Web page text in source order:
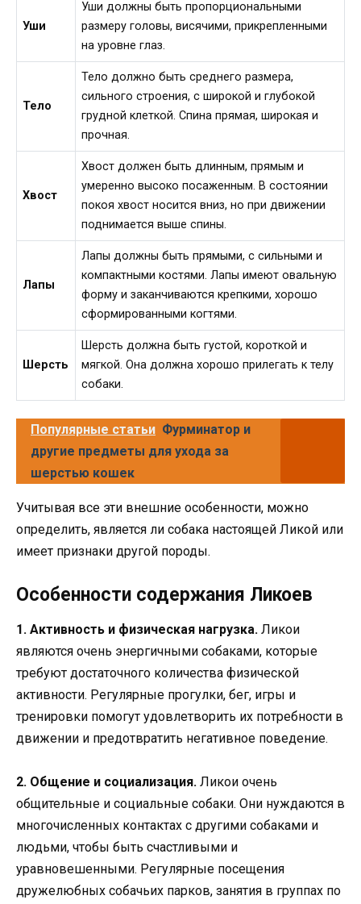
Уши
Уши должны быть пропорциональными
размеру головы, висячими, прикрепленными
на уровне глаз.
Тело
Тело должно быть среднего размера,
сильного строения, с широкой и глубокой
грудной клеткой. Спина прямая, широкая и
прочная.
Хвост
Хвост должен быть длинным, прямым и
умеренно высоко посаженным. В состоянии
покоя хвост носится вниз, но при движении
поднимается выше спины.
Лапы
Лапы должны быть прямыми, с сильными и
компактными костями. Лапы имеют овальную
форму и заканчиваются крепкими, хорошо
сформированными когтями.
Шерсть
Шерсть должна быть густой, короткой и
мягкой. Она должна хорошо прилегать к телу
собаки.
Популярные статьи Фурминатор и
другие предметы для ухода за
шерстью кошек
Учитывая все эти внешние особенности, можно
определить, является ли собака настоящей Ликой или
имеет признаки другой породы.
Особенности содержания Ликоев
1. Активность и физическая нагрузка. Ликои
являются очень энергичными собаками, которые
требуют достаточного количества физической
активности. Регулярные прогулки, бег, игры и
тренировки помогут удовлетворить их потребности в
движении и предотвратить негативное поведение.
2. Общение и социализация. Ликои очень
общительные и социальные собаки. Они нуждаются в
многочисленных контактах с другими собаками и
людьми, чтобы быть счастливыми и
уравновешенными. Регулярные посещения
дружелюбных собачьих парков, занятия в группах по